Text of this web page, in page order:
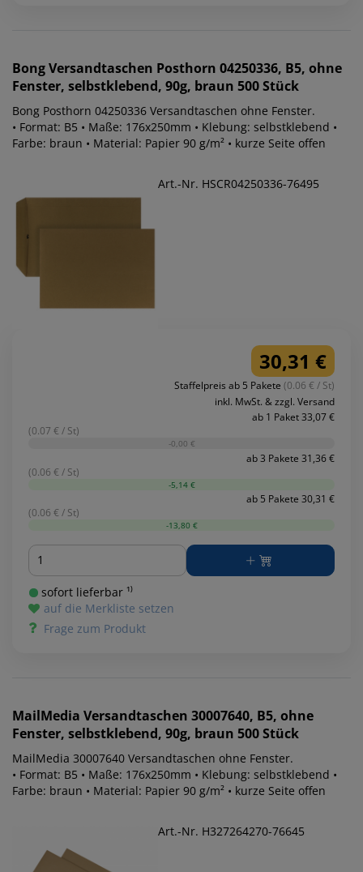
BongVersandtaschen Posthorn 04250336, B5, ohne
Fenster, selbstklebend, 90g, braun 500 Stück
Bong Posthorn 04250336 Versandtaschen ohne Fenster.
• Format: B5 • Maße: 176x250mm • Klebung: selbstklebend •
Farbe: braun • Material: Papier 90 g/m² • kurze Seite offen
Art.-Nr. HSCR04250336-76495
30,31 €
Staffelpreis ab 5 Pakete (0.06 € / St)
inkl. MwSt. & zzgl. Versand
ab 1 Paket 33,07 €
(0.07 € / St)
-0,00 €
ab 3 Pakete 31,36 €
(0.06 € / St)
-5,14 €
ab 5 Pakete 30,31 €
(0.06 € / St)
-13,80 €
Menge
sofort lieferbar ¹⁾
auf die Merkliste setzen
Frage zum Produkt
MailMedia Versandtaschen 30007640, B5, ohne
Fenster, selbstklebend, 90g, braun 500 Stück
MailMedia 30007640 Versandtaschen ohne Fenster.
• Format: B5 • Maße: 176x250mm • Klebung: selbstklebend •
Farbe: braun • Material: Papier 90 g/m² • kurze Seite offen
Art.-Nr. H327264270-76645